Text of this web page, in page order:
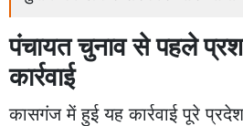
पंचायत चुनाव से पहले
कार्रवाई
कासगंज में हुई यह कार्रवाई पूरे